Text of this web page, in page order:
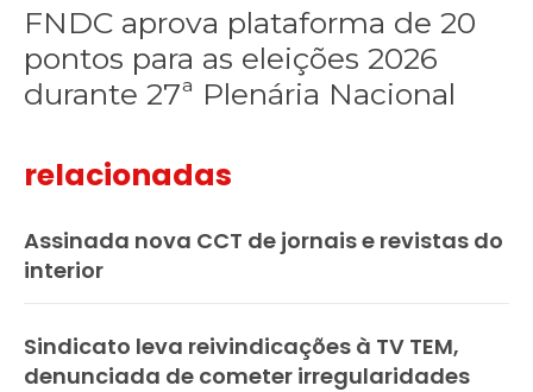
FNDC aprova plataforma de 20
pontos para as eleições 2026
durante 27ª Plenária Nacional
relacionadas
Assinada nova CCT de jornais e revistas do
interior
Sindicato leva reivindicações à TV TEM,
denunciada de cometer irregularidades